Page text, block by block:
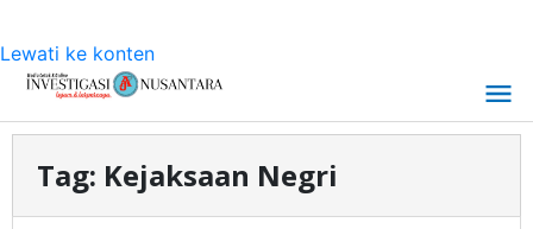
Lewati ke konten
Tag: Kejaksaan Negri